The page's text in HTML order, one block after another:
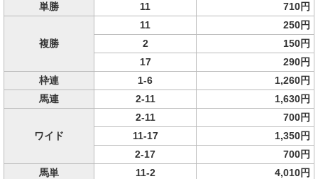
単勝 11 710円
複勝
11
250円
2
150円
17
290円
枠連
1-6
1,260円
馬連
2-11 1,630円
ワイド
2-11
700円
11-17
1,350円
2-17
700円
馬単
11-2
4,010円